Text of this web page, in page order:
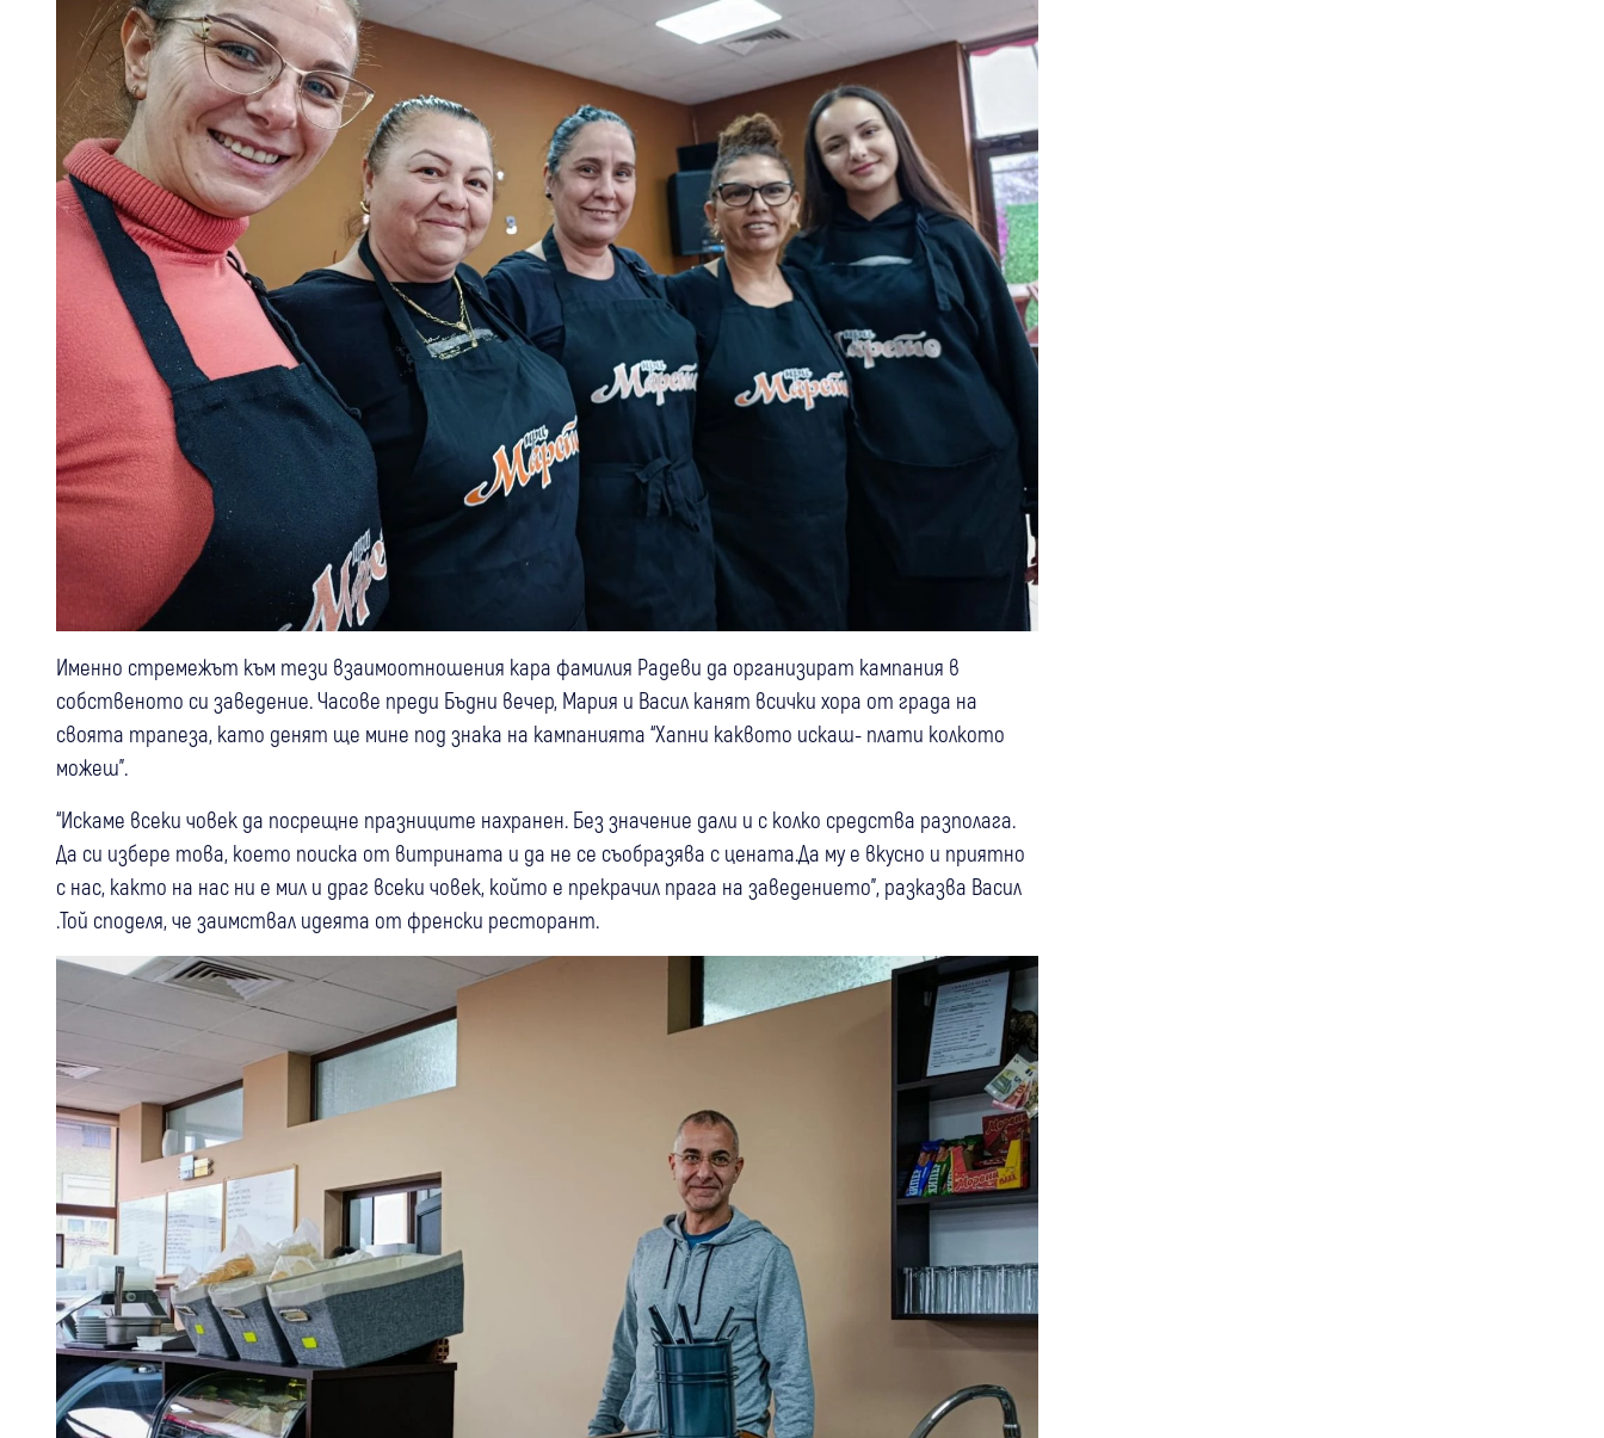
Именно стремежът към тези взаимоотношения кара фамилия Радеви да организират кампания в
собственото си заведение. Часове преди Бъдни вечер, Мария и Васил канят всички хора от града на
своята трапеза, като денят ще мине под знака на кампанията “Хапни каквото искаш- плати колкото
можеш”.
“Искаме всеки човек да посрещне празниците нахранен. Без значение дали и с колко средства разполага.
Да си избере това, което поиска от витрината и да не се съобразява с цената.Да му е вкусно и приятно
с нас, както на нас ни е мил и драг всеки човек, който е прекрачил прага на заведението”, разказва Васил
.Той споделя, че заимствал идеята от френски ресторант.